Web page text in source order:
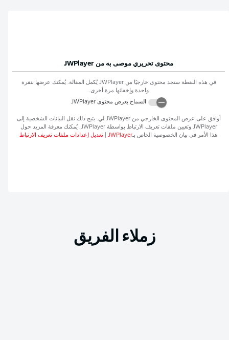
محتوى تحريري موصى به من JWPlayer
في هذه النقطة ستجد محتوى خارجيًا منJWPlayer يُكمل المقالة. يُمكنك عرضها بنقرة
واحدة وإخفائها مرة أخرى.
السماح بعرض محتوىJWPlayer
أوافق على عرض المحتوى الخارجي منJWPlayer لي. يتيح ذلك نقل البيانات الشخصية إلى
JWPlayer وتعيين ملفات تعريف الارتباط بواسطةJWPlayer. يُمكنك معرفة المزيد حول
هذا الأمر في بيان الخصوصية الخاص بـJWPlayer تعديل إعدادات ملفات تعريف الارتباط
زملاء الفريق